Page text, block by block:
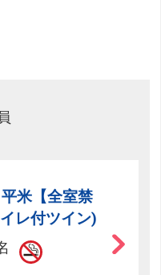
米【全室禁
レ付ツイン)